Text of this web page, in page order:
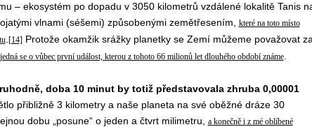
– ekosystém po dopadu v 3050 kilometrů vzdálené lokalitě Tanis
vlnami (séšemi) způsobenými zemětřesením,
které na toto místo
. [14]Protože okamžik srážky planetky se Zemí můžeme považovat
jedná se o vůbec první událost, kterou z tohoto 66 milionů let dlouhého období známe.
doba 10 minut by totiž představovala zhruba 0,00001
přibližně 3 kilometry a naše planeta na své oběžné dráze 30
dobu „posune“ o jeden a čtvrt milimetru,
a konečně i z mé oblíbené